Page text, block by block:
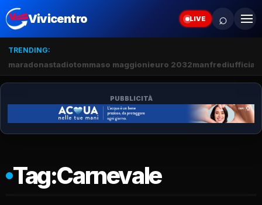
Vivicentro LIVE ⌕
TRENDING:
maradonastadiotommaso maggionieuro 2032manfrediufficiale
PUBBLICITÀ
Tag:Carnevale